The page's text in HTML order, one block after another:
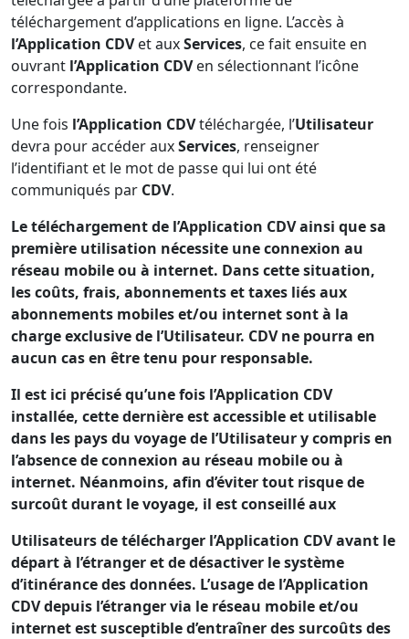
téléchargement d’applications en ligne. L’accès à
l’Application CDVet auxServices, ce fait ensuite en
ouvrant l’Application CDVen sélectionnant l’icône
correspondante.
Une fois l’Application CDVtéléchargée, l’Utilisateur
devra pour accéder auxServices, renseigner
l’identifiant et le mot de passe qui lui ont été
communiqués par CDV.
Le téléchargement de l’Application CDV ainsi que sa
première utilisation nécessite une connexion au
réseau mobile ou à internet. Dans cette situation,
les coûts, frais, abonnements et taxes liés aux
abonnements mobiles et/ou internet sont à la
charge exclusive de l’Utilisateur. CDV ne pourra en
aucun cas en être tenu pour responsable.
Il est ici précisé qu’une fois l’Application CDV
installée, cette dernière est accessible et utilisable
dans les pays du voyage de l’Utilisateur y compris en
l’absence de connexion au réseau mobile ou à
internet. Néanmoins, afin d’éviter tout risque de
surcoût durant le voyage, il est conseillé aux
Utilisateurs de télécharger l’Application CDV avant le
départ à l’étranger et de désactiver lesystème
d’itinérance des données. L’usage de l’Application
CDV depuis l’étranger via le réseau mobile et/ou
internet est susceptible d’entraîner des surcoûts des